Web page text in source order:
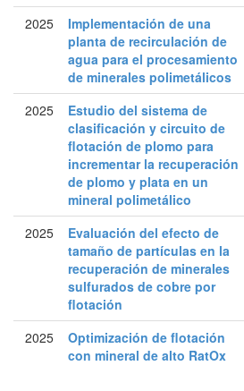
2025
Implementación de una
planta de recirculación de
agua para el procesamiento
de minerales polimetálicos
2025
Estudio del sistema de
clasificación y circuito de
flotación de plomo para
incrementar la recuperación
de plomo y plata en un
mineral polimetálico
2025
Evaluación del efecto de
tamaño de partículas en la
recuperación de minerales
sulfurados de cobre por
flotación
2025
Optimización de flotación
con mineral de alto RatOx